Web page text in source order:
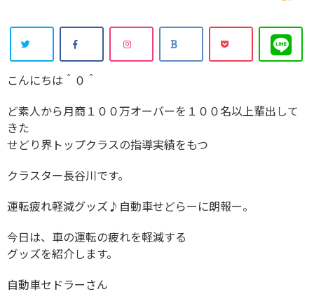
こんにちは＾０＾
ど素人から月商１００万オーバーを１００名以上輩出して
きた
せどり界トップクラスの指導実績をもつ
クラスター長谷川です。
運転疲れ軽減グッズ♪自動車せどらーに朗報ー。
今日は、車の運転の疲れを軽減する
グッズを紹介します。
自動車セドラーさん